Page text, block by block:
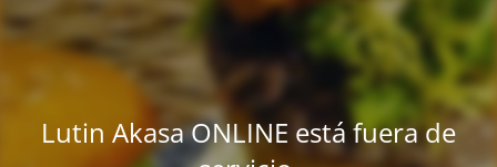
Lutin Akasa ONLINE está fuera de